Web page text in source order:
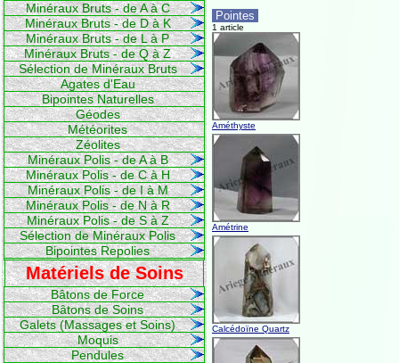
Minéraux Bruts - de A à C
Minéraux Bruts - de D à K
Minéraux Bruts - de L à P
Minéraux Bruts - de Q à Z
Sélection de Minéraux Bruts
Agates d'Eau
Bipointes Naturelles
Géodes
Météorites
Zéolites
Minéraux Polis - de A à B
Minéraux Polis - de C à H
Minéraux Polis - de I à M
Minéraux Polis - de N à R
Minéraux Polis - de S à Z
Sélection de Minéraux Polis
Bipointes Repolies
Matériels de Soins
Bâtons de Force
Bâtons de Soins
Galets (Massages et Soins)
Moquis
Pendules
Pointes
1 article
Améthyste
Amétrine
Calcédoïne Quartz